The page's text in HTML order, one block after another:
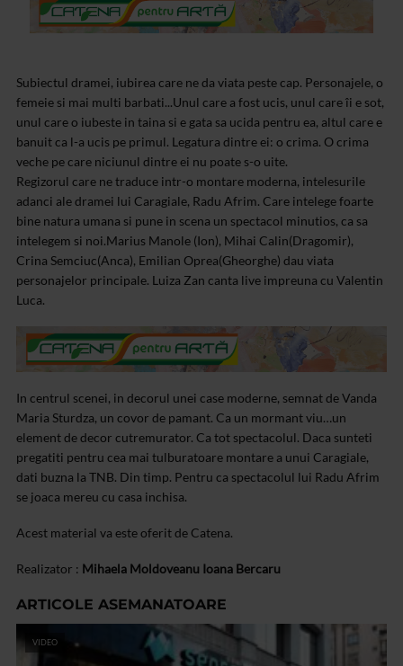
Subiectul dramei, iubirea care ne da viata peste cap. Personajele, o
femeie si mai multi barbati...Unul care a fost ucis, unul care îi e sot,
unul care o iubeste in taina si e gata sa ucida pentru ea, altul care e
banuit ca l-a ucis pe primul. Legatura dintre ei: o crima. O crima
veche pe care niciunul dintre ei nu poate s-o uite.
Regizorul care ne traduce intr-o montare moderna, intelesurile
adanci ale dramei lui Caragiale, Radu Afrim. Care intelege foarte
bine natura umana si pune in scena un spectacol minutios, ca sa
intelegem si noi.Marius Manole (Ion), Mihai Calin(Dragomir),
Crina Semciuc(Anca), Emilian Oprea(Gheorghe) dau viata
personajelor principale. Luiza Zan canta live impreuna cu Valentin
Luca.
In centrul scenei, in decorul unei case moderne, semnat de Vanda
Maria Sturdza, un covor de pamant. Ca un mormant viu…un
element de decor cutremurator. Ca tot spectacolul. Daca sunteti
pregatiti pentru cea mai tulburatoare montare a unui Caragiale,
dati buzna la TNB. Din timp. Pentru ca spectacolul lui Radu Afrim
se joaca mereu cu casa inchisa.
Acest material va este oferit de Catena.
Realizator : Mihaela Moldoveanu Ioana Bercaru
ARTICOLE ASEMANATOARE
VIDEO